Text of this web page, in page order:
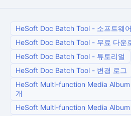
HeSoft Doc Batch Tool - 소프트웨
HeSoft Doc Batch Tool - 무료 다운
HeSoft Doc Batch Tool - 튜토리얼
HeSoft Doc Batch Tool - 변경 로그
HeSoft Multi-function Media
개
HeSoft Multi-function Media